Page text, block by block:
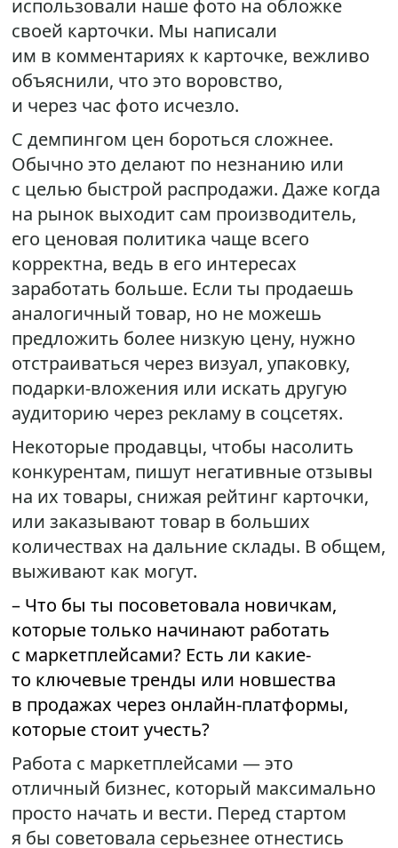
использовали наше фото на обложке
своей карточки. Мы написали
им в комментариях к карточке, вежливо
объяснили, что это воровство,
и через час фото исчезло.
С демпингом цен бороться сложнее.
Обычно это делают по незнанию или
с целью быстрой распродажи. Даже когда
на рынок выходит сам производитель,
его ценовая политика чаще всего
корректна, ведь в его интересах
заработать больше. Если ты продаешь
аналогичный товар, но не можешь
предложить более низкую цену, нужно
отстраиваться через визуал, упаковку,
подарки-вложения или искать другую
аудиторию через рекламу в соцсетях.
Некоторые продавцы, чтобы насолить
конкурентам, пишут негативные отзывы
на их товары, снижая рейтинг карточки,
или заказывают товар в больших
количествах на дальние склады. В общем,
выживают как могут.
– Что бы ты посоветовала новичкам,
которые только начинают работать
с маркетплейсами? Есть ли какие-
то ключевые тренды или новшества
в продажах через онлайн-платформы,
которые стоит учесть?
Работа с маркетплейсами — это
отличный бизнес, который максимально
просто начать и вести. Перед стартом
я бы советовала серьезнее отнестись